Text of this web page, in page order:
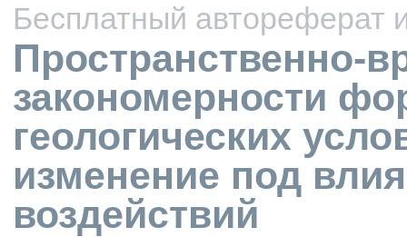
Бесплатный автореферат
Пространственно-
закономерности
геологических
изменение под
воздействий